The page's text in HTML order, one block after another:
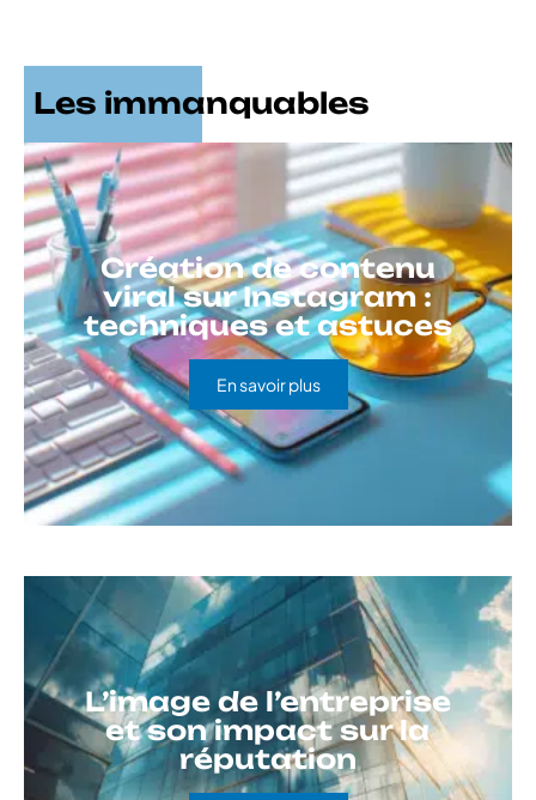
Les immanquables
Création de contenu
viral sur Instagram :
techniques et astuces
En savoir plus
L’image de l’entreprise
et son impact sur la
réputation